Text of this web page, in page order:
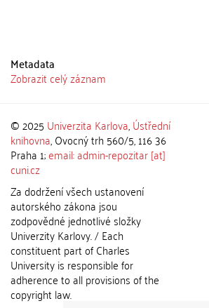
Metadata
Zobrazit celý záznam
© 2025 Univerzita Karlova,Ústřední
knihovna, Ovocný trh 560/5, 116 36
Praha 1;email: admin-repozitar [at]
cuni.cz
Za dodržení všech ustanovení
autorského zákona jsou
zodpovědné jednotlivé složky
Univerzity Karlovy. / Each
constituent part of Charles
University is responsible for
adherence to all provisions of the
copyright law.